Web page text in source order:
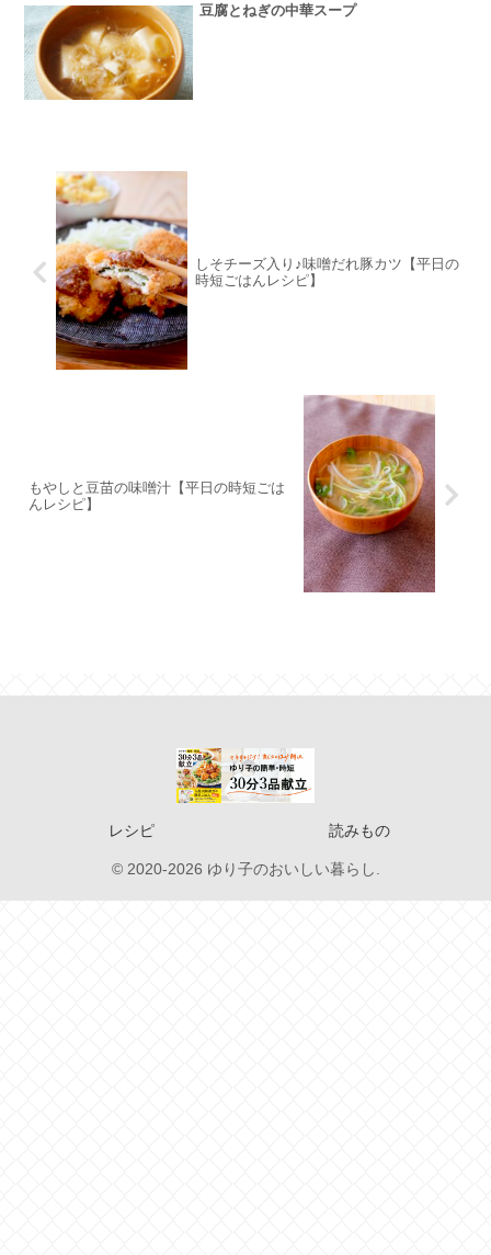
豆腐とねぎの中華スープ
しそチーズ入り♪味噌だれ豚カツ【平日の
時短ごはんレシピ】
もやしと豆苗の味噌汁【平日の時短ごは
んレシピ】
レシピ 読みもの
© 2020-2026 ゆり子のおいしい暮らし.